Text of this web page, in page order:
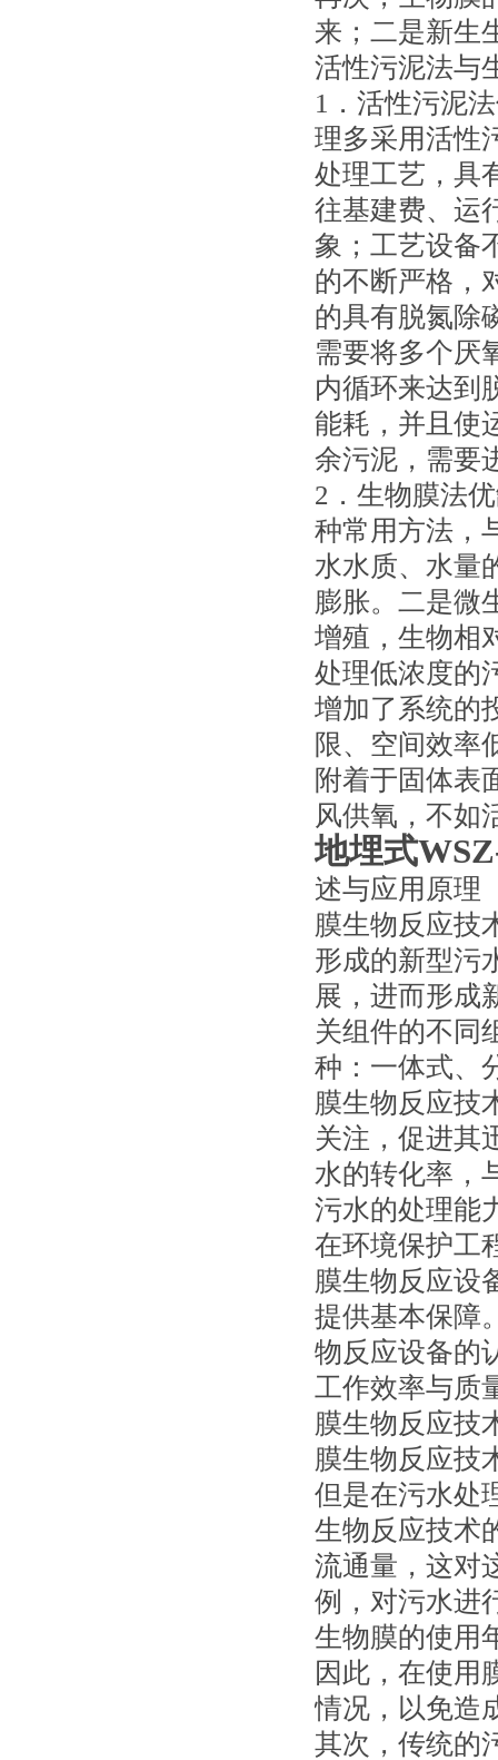
来；二是新生
活性污泥法与
1．活性污泥
理多采用活性
处理工艺，具
往基建费、运
象；工艺设备
的不断严格，
的具有脱氮除
需要将多个厌
内循环来达到
能耗，并且使
余污泥，需要
2．生物膜法
种常用方法，
水水质、水量
膨胀。二是微
增殖，生物相
处理低浓度的
增加了系统的
限、空间效率
附着于固体表
风供氧，不如
地埋式
述与应用原理
膜生物反应技
形成的新型污
展，进而形成
关组件的不同
种：一体式、
膜生物反应技
关注，促进其
水的转化率，
污水的处理能
在环境保护工
膜生物反应设
提供基本保障
物反应设备的
工作效率与质
膜生物反应技
膜生物反应技
但是在污水处
生物反应技术
流通量，这对
例，对污水进
生物膜的使用
因此，在使用
情况，以免造
其次，传统的